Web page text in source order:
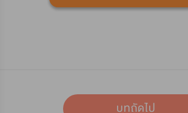
บทถัดไป